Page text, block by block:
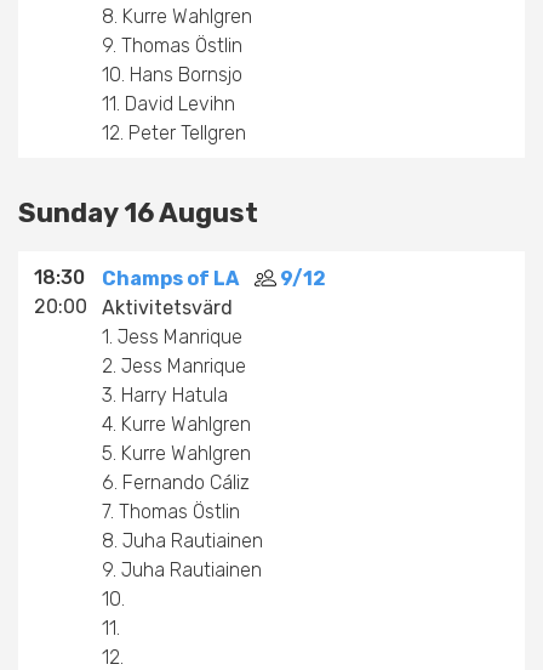
Speltid: 1,5 timmar
8€ per spelare (betalning på plats)
*Om du vill veta mer om hur denna turnering
Alla spelare registrerar sig individuellt genom att
klicka på en av registreringsknapparna på denna
Om du har en lagkamrat kan ni välja att spela
tillsammans.
Om du inte har någon lagkamrat kommer du att
få en lagkamrat genom ett lotteri som kommer
att göras på plats.
8. Kurre Wahlgren
9. Thomas Östlin
10. Hans Bornsjo
11. David Levihn
12. Peter Tellgren
Sunday 16 August
18:30
20:00
Champs of LA
9/12
Aktivitetsvärd
1. Jess Manrique
2. Jess Manrique
3. Harry Hatula
4. Kurre Wahlgren
5. Kurre Wahlgren
6. Fernando Cáliz
7. Thomas Östlin
8. Juha Rautiainen
9. Juha Rautiainen
10.
11.
12.